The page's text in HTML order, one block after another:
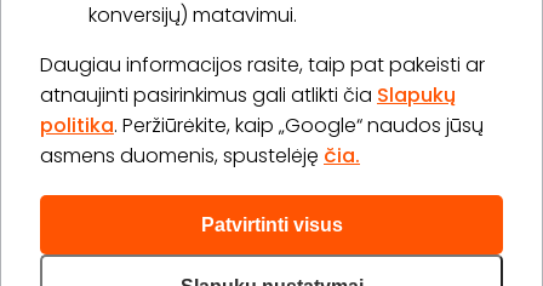
konversijų) matavimui.
Daugiau informacijos rasite, taip pat pakeisti ar
atnaujinti pasirinkimus gali atlikti čia Slapukų
politika. Peržiūrėkite, kaip „Google“ naudos jūsų
asmens duomenis, spustelėję čia.
Patvirtinti visus
Informacija
„GERA DOVANA“ GRUPĖ
2026 © Visos teisės saugomos info@bookitnow.lt, +370